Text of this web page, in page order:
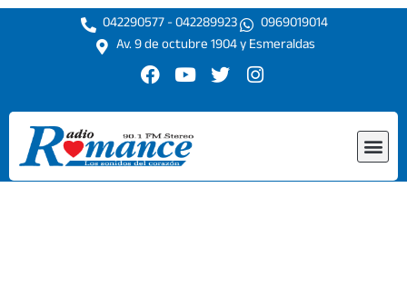
Ir
042290577 - 042289923
0969019014
Av. 9 de octubre 1904 y Esmeraldas
F
c
e
b
o
o
Y
u
t
u
b
e
T
i
r
I
s
r